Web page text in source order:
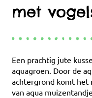
met
Een prachtig jute
aquagroen. Door de
achtergrond komt het
van aqua